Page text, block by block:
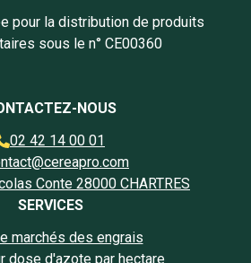
pour la distribution de produits
sous le n° CE00360
NOUS
02 42 14 00 01
Conte 28000 CHARTRES
SERVICES
marchés des engrais
dose d'azote par hectare